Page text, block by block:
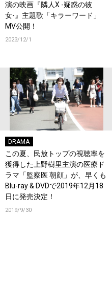
演の映画『隣人X -疑惑の彼
女-』主題歌「キラーワード」
MV公開！
2023/12/1
DRAMA
この夏、民放トップの視聴率を
獲得した上野樹里主演の医療ド
ラマ「監察医 朝顔」が、早くも
Blu-ray & DVDで2019年12月18
日に発売決定！
2019/9/30